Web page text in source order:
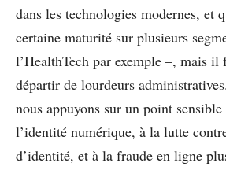
dans les technologies modernes, et
certaine maturité sur plusieurs
l’HealthTech par exemple –, mais il
départir de lourdeurs
nous appuyons sur un point
l’identité numérique, à la lutte
d’identité, et à la fraude en ligne